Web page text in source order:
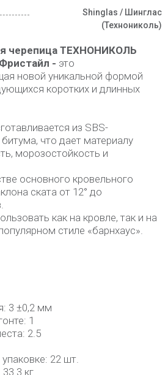
Shinglas / Шинглас
(Технониколь)
черепица ТЕХНОНИКОЛЬ
- это
новой уникальной формой
коротких и длинных
из SBS-
что дает материалу
морозостойкость и
основного кровельного
ската от 12° до
как на кровле, так и на
стиле «барнхаус».
3 ±0,2 мм
1
2.5
22 шт.
кг